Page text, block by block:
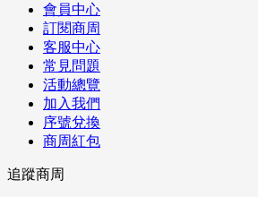
會員中心
訂閱商周
客服中心
常見問題
活動總覽
加入我們
序號兌換
商周紅包
追蹤商周